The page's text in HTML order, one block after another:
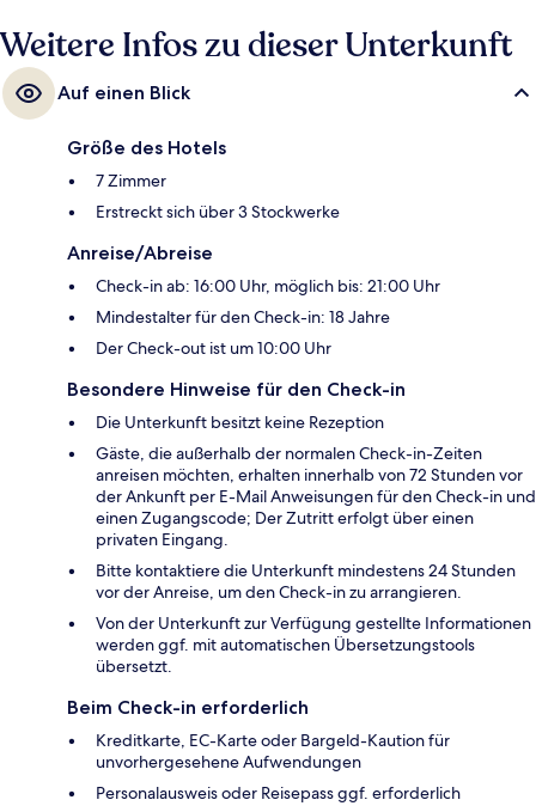
Weitere Infos zu dieser Unterkunft
Auf einen Blick
Größe des Hotels
7 Zimmer
Erstreckt sich über 3 Stockwerke
Anreise/Abreise
Check-in ab: 16:00 Uhr, möglich bis: 21:00 Uhr
Mindestalter für den Check-in: 18 Jahre
Der Check-out ist um 10:00 Uhr
Besondere Hinweise für den Check-in
Die Unterkunft besitzt keine Rezeption
Gäste, die außerhalb der normalen Check-in-Zeiten
anreisen möchten, erhalten innerhalb von 72 Stunden vor
der Ankunft per E-Mail Anweisungen für den Check-in und
einen Zugangscode; Der Zutritt erfolgt über einen
privaten Eingang.
Bitte kontaktiere die Unterkunft mindestens 24 Stunden
vor der Anreise, um den Check-in zu arrangieren.
Von der Unterkunft zur Verfügung gestellte Informationen
werden ggf. mit automatischen Übersetzungstools
übersetzt.
Beim Check-in erforderlich
Kreditkarte, EC-Karte oder Bargeld-Kaution für
unvorhergesehene Aufwendungen
Personalausweis oder Reisepass ggf. erforderlich